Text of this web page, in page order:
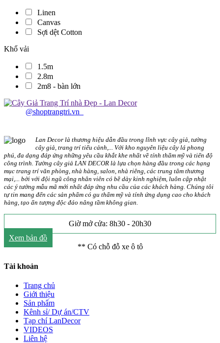
Linen
Canvas
Sợi dệt Cotton
Khổ vải
1.5m
2.8m
2m8 - bàn lớn
@shoptrangtri.vn_
Lan Decor là thương hiệu dẫn đầu trong lĩnh vực cây giả, tường
cây giả, trang trí tiểu cảnh,... Với kho nguyên liệu cây lá phong
phú, đa dạng đáp ứng những yêu cầu khắt khe nhất về tính thẩm mỹ và tiến độ
công trình. Tường cây giả LAN DECOR là lựa chọn hàng đầu trong các hạng
mục trang trí văn phòng, nhà hàng, salon, nhà riêng, các trung tâm thương
mại,... bởi với đội ngũ công nhân viên có bề dày kinh nghiệm, luôn cập nhật
các ý tưởng mẫu mã mới nhất đáp ứng nhu cầu của các khách hàng. Chúng tôi
tự tin mang đến các sản phẩm có gu thẩm mỹ và tính ứng dụng cao cho khách
hàng, tạo ấn tượng độc đáo nâng tầm không gian.
Giờ mở cửa: 8h30 - 20h30
Xem bản đồ
** Có chỗ đỗ xe ô tô
Tài khoản
Trang chủ
Giới thiệu
Sản phẩm
Kênh sỉ/ Dự án/CTV
Tạp chí LanDecor
VIDEOS
Liên hệ